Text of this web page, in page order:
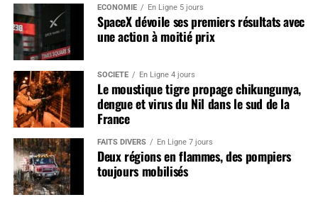
ÉCONOMIE En Ligne 5 jours
SpaceX dévoile ses premiers résultats avec
une action à moitié prix
SOCIÉTÉ En Ligne 4 jours
Le moustique tigre propage chikungunya,
dengue et virus du Nil dans le sud de la
France
FAITS DIVERS En Ligne 7 jours
Deux régions en flammes, des pompiers
toujours mobilisés